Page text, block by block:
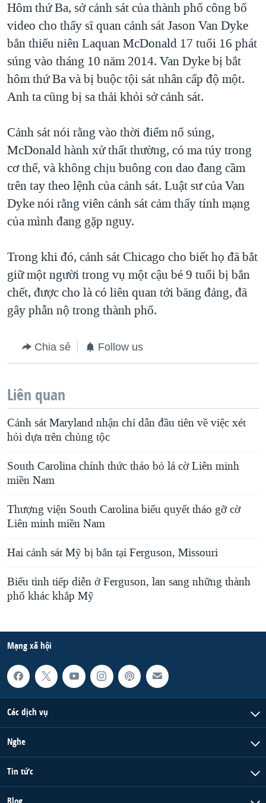
Hôm thứ Ba, sở cảnh sát của thành phố công bố
video cho thấy sĩ quan cảnh sát Jason Van Dyke
bắn thiếu niên Laquan McDonald 17 tuổi 16 phát
súng vào tháng 10 năm 2014. Van Dyke bị bắt
hôm thứ Ba và bị buộc tội sát nhân cấp độ một.
Anh ta cũng bị sa thải khỏi sở cảnh sát.
Cảnh sát nói rằng vào thời điểm nổ súng,
McDonald hành xử thất thường, có ma túy trong
cơ thể, và không chịu buông con dao đang cầm
trên tay theo lệnh của cảnh sát. Luật sư của Van
Dyke nói rằng viên cảnh sát cảm thấy tính mạng
của mình đang gặp nguy.
Trong khi đó, cảnh sát Chicago cho biết họ đã bắt
giữ một người trong vụ một cậu bé 9 tuổi bị bắn
chết, được cho là có liên quan tới băng đảng, đã
gây phẫn nộ trong thành phố.
Chia sẻ Follow us
Liên quan
Cảnh sát Maryland nhận chỉ dẫn đầu tiên về việc xét
hỏi dựa trên chủng tộc
South Carolina chính thức tháo bỏ lá cờ Liên minh
miền Nam
Thượng viện South Carolina biểu quyết tháo gỡ cờ
Liên minh miền Nam
Hai cảnh sát Mỹ bị bắn tại Ferguson, Missouri
Biểu tình tiếp diễn ở Ferguson, lan sang những thành
phố khác khắp Mỹ
Mạng xã hội
Các dịch vụ
Nghe
Tin tức